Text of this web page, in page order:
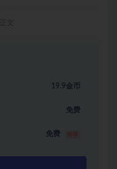
19.9金币
免费
免费